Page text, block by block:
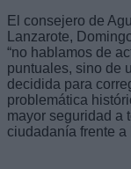
El consejero de
Lanzarote,
“no hablamos de
puntuales, sino de
decidida para
problemática
mayor seguridad a
ciudadanía frente a